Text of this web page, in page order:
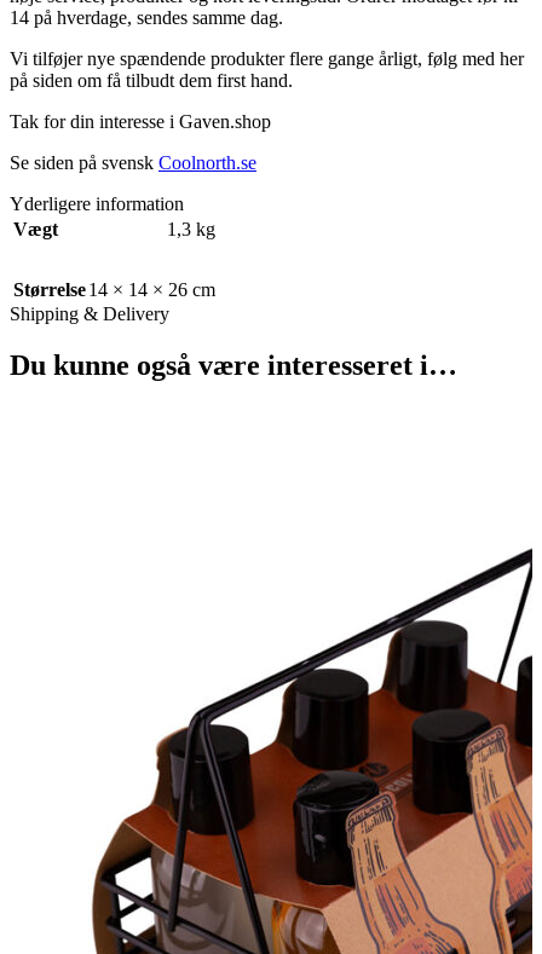
14 på hverdage, sendes samme dag.
Vi tilføjer nye spændende produkter flere gange årligt, følg med her
på siden om få tilbudt dem first hand.
Tak for din interesse i Gaven.shop
Se siden på svensk Coolnorth.se
Yderligere information
Vægt
1,3 kg
Størrelse14 × 14 × 26 cm
Shipping & Delivery
Du kunne også være interesseret i…